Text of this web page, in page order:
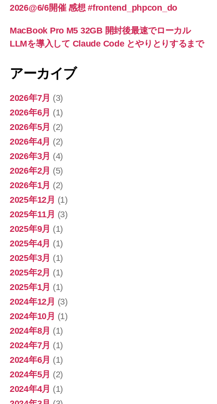
2026@6/6開催 感想 #frontend_phpcon_do
MacBook Pro M5 32GB 開封後最速でローカル
LLMを導入して Claude Code とやりとりするまで
アーカイブ
2026年7月 (3)
2026年6月 (1)
2026年5月 (2)
2026年4月 (2)
2026年3月 (4)
2026年2月 (5)
2026年1月 (2)
2025年12月 (1)
2025年11月 (3)
2025年9月 (1)
2025年4月 (1)
2025年3月 (1)
2025年2月 (1)
2025年1月 (1)
2024年12月 (3)
2024年10月 (1)
2024年8月 (1)
2024年7月 (1)
2024年6月 (1)
2024年5月 (2)
2024年4月 (1)